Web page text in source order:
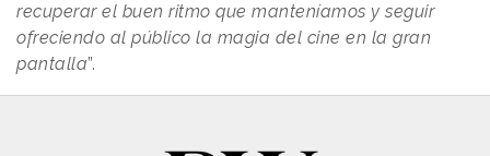
recuperar el buen ritmo que manteníamos y seguir
ofreciendo al público la magia del cine en la gran
pantalla”.